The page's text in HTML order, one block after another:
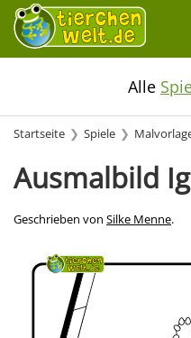
Alle
Startseite Spiele
Ausmalbild
Geschrieben von Silke Menne.